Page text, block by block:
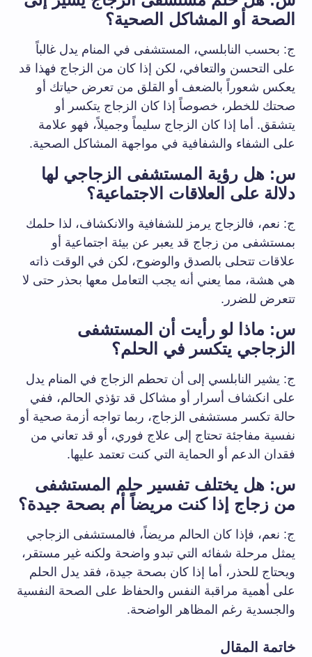
الصحة أو المشاكل الصحية؟
ج: بحسب النابلسي، المستشفى في المنام يدل غالباً
على التحسن والتعافي، لكن إذا كان من الزجاج فهذا قد
يعكس شعوراً بالضعف أو القلق من تعرض حياتك أو
صحتك للخطر، خصوصاً إذا كان الزجاج يتكسر أو
يتشقق. أما إذا كان الزجاج سليماً وجميلاً، فهو علامة
على الشفاء والشفافية في مواجهة المشاكل الصحية.
س: هل رؤية المستشفى الزجاجي لها
دلالة على العلاقات الاجتماعية؟
ج: نعم، فالزجاج يرمز للشفافية والانكشاف، لذا حلمك
بمستشفى من زجاج قد يعبر عن بيئة اجتماعية أو
علاقات تتحلى بالصدق والوضوح، لكن في الوقت ذاته
هي هشة، مما يعني أنه يجب التعامل معها بحذر حتى لا
تتعرض للضرر.
س: ماذا لو رأيت أن المستشفى
الزجاجي يتكسر في الحلم؟
ج: يشير النابلسي إلى أن تحطم الزجاج في المنام يدل
على انكشاف أسرار أو مشاكل قد تؤذي الحالم، ففي
حالة تكسر مستشفى الزجاج، ربما تواجه أزمة صحية أو
نفسية مفاجئة تحتاج إلى علاج فوري، أو قد تعاني من
فقدان الدعم أو الحماية التي كنت تعتمد عليها.
س: هل يختلف تفسير حلم المستشفى
من زجاج إذا كنت مريضاً أم بصحة جيدة؟
ج: نعم، فإذا كان الحالم مريضاً، فالمستشفى الزجاجي
يمثل مرحلة شفائه التي تبدو واضحة ولكنه غير مستقر،
ويحتاج للحذر، أما إذا كان بصحة جيدة، فقد يدل الحلم
على أهمية مراقبة النفس والحفاظ على الصحة النفسية
والجسدية رغم المظاهر الواضحة.
خاتمة المقال